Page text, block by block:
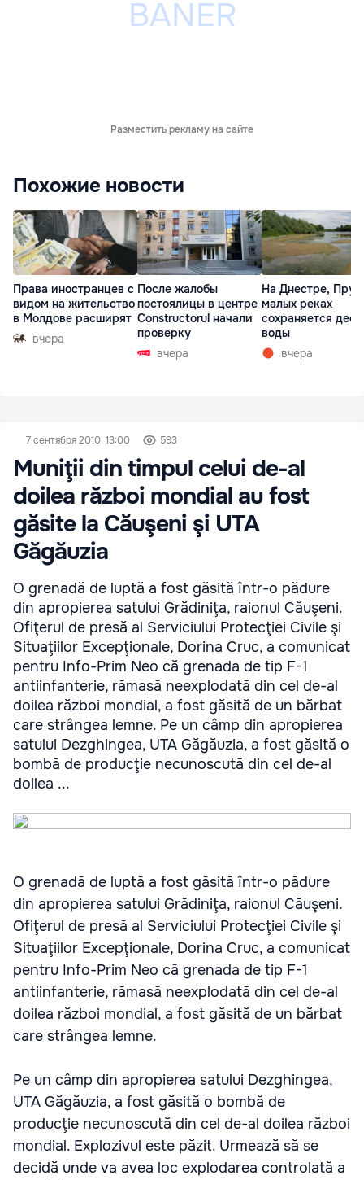
Разместить рекламу на сайте
Похожие новости
Права иностранцев с
видом на жительство
в Молдове расширят
вчера
После жалобы
постоялицы в центре
Constructorul начали
проверку
вчера
На Днестре,
малых реках
сохраняется
воды
вчера
7 сентября 2010, 13:00 593
Muniţii din timpul celui de-al
doilea război mondial au fost
găsite la Căuşeni şi UTA
Găgăuzia
O grenadă de luptă a fost găsită într-o pădure
din apropierea satului Grădiniţa, raionul Căuşeni.
Ofiţerul de presă al Serviciului Protecţiei Civile şi
Situaţiilor Excepţionale, Dorina Cruc, a comunicat
pentru Info-Prim Neo că grenada de tip F-1
antiinfanterie, rămasă neexplodată din cel de-al
doilea război mondial, a fost găsită de un bărbat
care strângea lemne. Pe un câmp din apropierea
satului Dezghingea, UTA Găgăuzia, a fost găsită o
bombă de producţie necunoscută din cel de-al
doilea ...
O grenadă de luptă a fost găsită într-o pădure
din apropierea satului Grădiniţa, raionul Căuşeni.
Ofiţerul de presă al Serviciului Protecţiei Civile şi
Situaţiilor Excepţionale, Dorina Cruc, a comunicat
pentru Info-Prim Neo că grenada de tip F-1
antiinfanterie, rămasă neexplodată din cel de-al
doilea război mondial, a fost găsită de un bărbat
care strângea lemne.
Pe un câmp din apropierea satului Dezghingea,
UTA Găgăuzia, a fost găsită o bombă de
producţie necunoscută din cel de-al doilea război
mondial. Explozivul este păzit. Urmează să se
decidă unde va avea loc explodarea controlată a